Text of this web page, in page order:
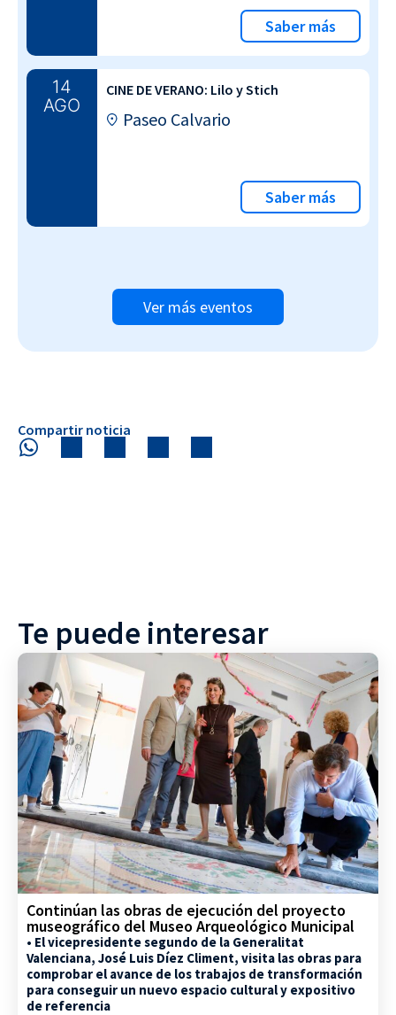
Saber más
14
AGO
CINE DE VERANO: Lilo y Stich
Paseo Calvario
Saber más
Ver más eventos
Compartir noticia
Te puede interesar
Continúan las obras de ejecución del proyecto
museográfico del Museo Arqueológico Municipal
• El vicepresidente segundo de la Generalitat
Valenciana, José Luis Díez Climent, visita las obras para
comprobar el avance de los trabajos de transformación
para conseguir un nuevo espacio cultural y expositivo
de referencia